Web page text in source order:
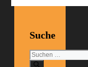
Suche
Suchen
nach: